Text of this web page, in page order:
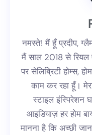
नमस्ते! मैं हूँ प्रदीप,
मैं साल 2018 से रियल
पर सेलिब्रिटी होम्स,
काम कर रहा हूँ।
स्टाइल
आइडियाज़ हर होम
मानना है कि अच्छी